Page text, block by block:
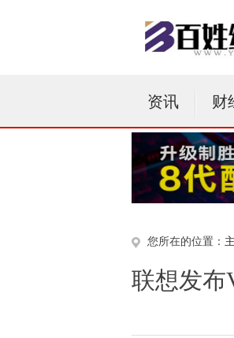
资讯 财
您所在的位置：
联想发布